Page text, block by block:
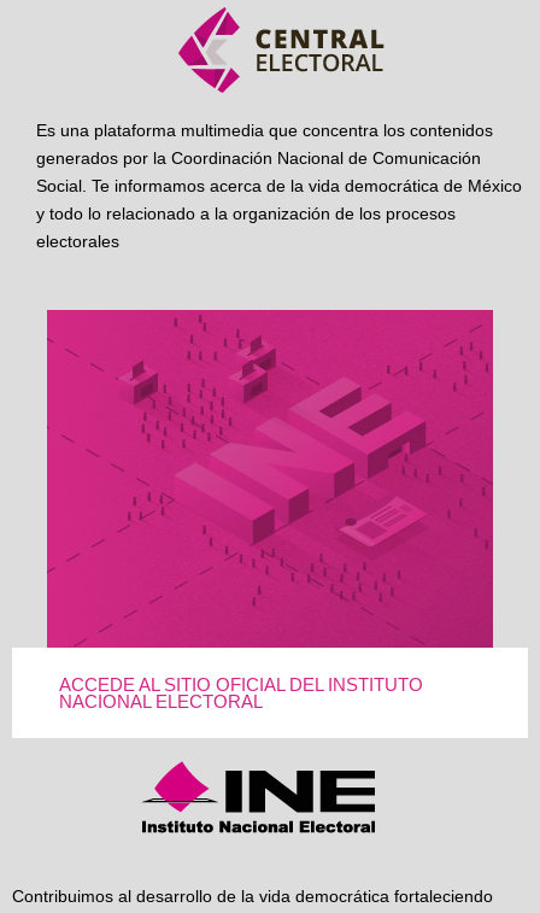
Es una plataforma multimedia que concentra los contenidos
generados por la Coordinación Nacional de Comunicación
Social. Te informamos acerca de la vida democrática de México
y todo lo relacionado a la organización de los procesos
electorales
ACCEDE AL SITIO OFICIAL DEL INSTITUTO
NACIONAL ELECTORAL
Contribuimos al desarrollo de la vida democrática fortaleciendo